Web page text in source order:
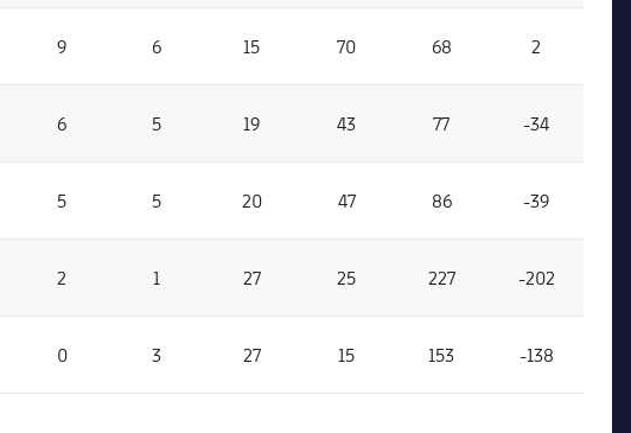
9 6 15 70 68 2
6 5 19 43 77 -34
5 5 20 47 86 -39
2 1 27 25 227 -202
0 3 27 15 153 -138